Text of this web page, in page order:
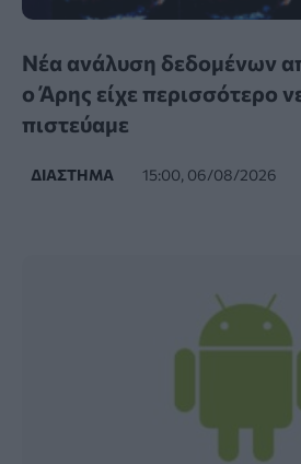
Νέα ανάλυση δεδομένων
ο Άρης είχε περισσότερο
πιστεύαμε
ΔΙΆΣΤΗΜΑ 15:00, 06/08/2026